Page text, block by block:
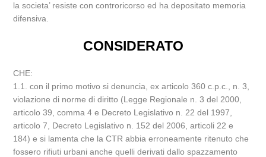
la societa’ resiste con controricorso ed ha depositato memoria
difensiva.
CONSIDERATO
CHE:
1.1. con il primo motivo si denuncia, ex articolo 360 c.p.c., n. 3,
violazione di norme di diritto (Legge Regionale n. 3 del 2000,
articolo 39, comma 4 e Decreto Legislativo n. 22 del 1997,
articolo 7, Decreto Legislativo n. 152 del 2006, articoli 22 e
184) e si lamenta che la CTR abbia erroneamente ritenuto che
fossero rifiuti urbani anche quelli derivati dallo spazzamento